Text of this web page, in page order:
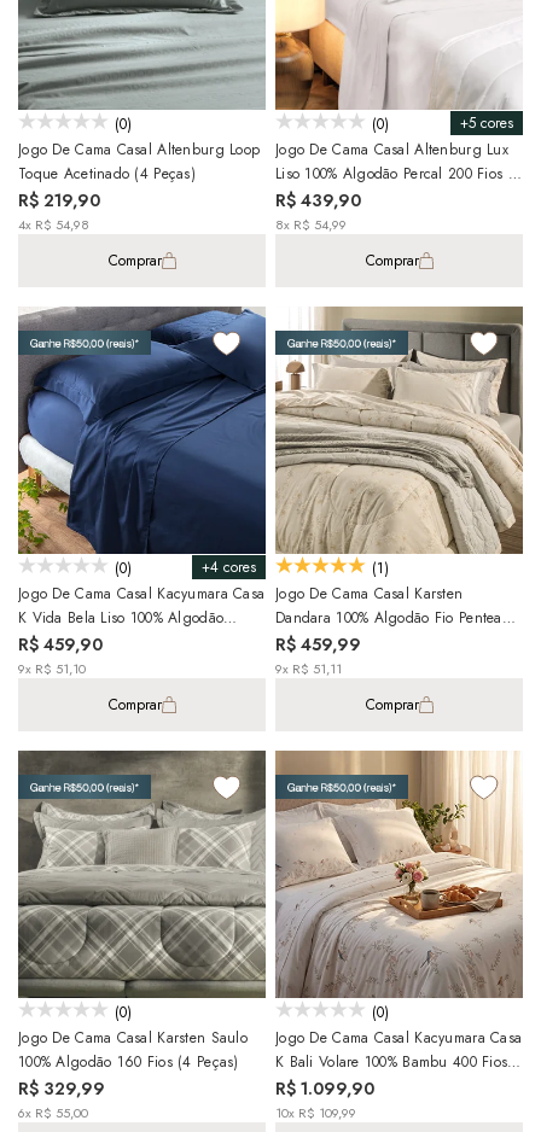
(0)
Jogo De Cama Casal Altenburg Loop
Toque Acetinado (4 Peças)
R$ 219,90
4x R$ 54,98
Comprar
+5 cores
(0)
Jogo De Cama Casal Altenburg Lux
Liso 100% Algodão Percal 200 Fios (4
Peças)
R$ 439,90
8x R$ 54,99
Comprar
+4 cores
(0)
Jogo De Cama Casal Kacyumara Casa
K Vida Bela Liso 100% Algodão
Egípcio Percal 200 Fios (4 Peças)
R$ 459,90
9x R$ 51,10
Comprar
(1)
Jogo De Cama Casal Karsten
Dandara 100% Algodão Fio Penteado
Percal 200 Fios (4 Peças)
R$ 459,99
9x R$ 51,11
Comprar
(0)
Jogo De Cama Casal Karsten Saulo
100% Algodão 160 Fios (4 Peças)
R$ 329,99
6x R$ 55,00
(0)
Jogo De Cama Casal Kacyumara Casa
K Bali Volare 100% Bambu 400 Fios
(4 Peças)
R$ 1.099,90
10x R$ 109,99